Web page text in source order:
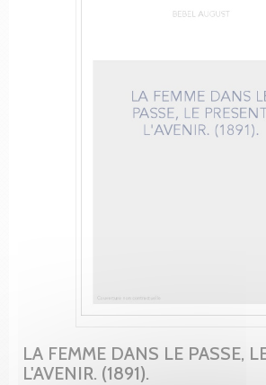
LA FEMME DANS LE PASSE,
L'AVENIR. (1891).